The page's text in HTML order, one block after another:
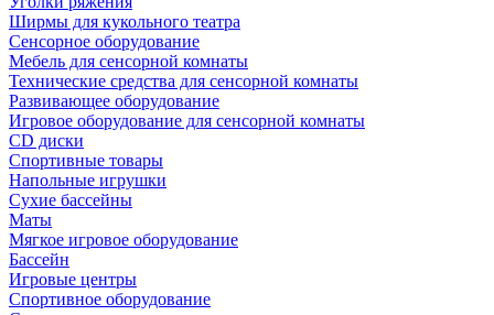
Ширмы для кукольного театра
Сенсорное оборудование
Мебель для сенсорной комнаты
Технические средства для сенсорной комнаты
Развивающее оборудование
Игровое оборудование для сенсорной комнаты
CD диски
Спортивные товары
Напольные игрушки
Сухие бассейны
Маты
Мягкое игровое оборудование
Бассейн
Игровые центры
Спортивное оборудование